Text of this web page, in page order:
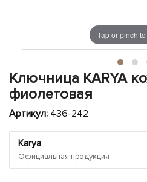
Tap or pinch
Ключница KARYA
фиолетовая
Артикул: 436-242
Karya
Официальная продукция